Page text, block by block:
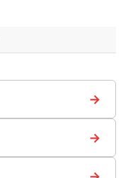
→
→